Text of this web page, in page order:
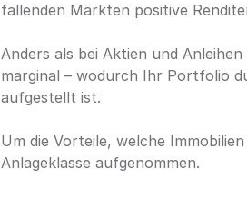
fallenden Märkten positive
Anders als bei Aktien und
marginal – wodurch Ihr Portfolio
aufgestellt ist.
Um die Vorteile, welche
Anlageklasse aufgenommen.